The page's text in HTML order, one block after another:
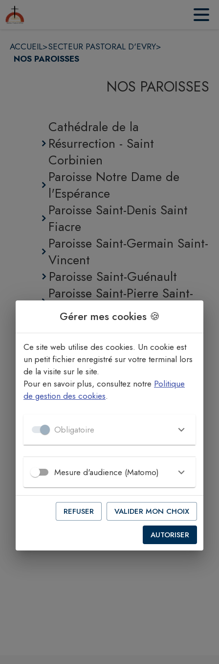
Contenu
ACCUEIL>SECTEUR PASTORAL D'EVRY>
NOS PAROISSES
NOS PAROISSES
Cathédrale de la
Résurrection - Saint
Corbinien
Paroisse Notre Dame de
l'Espérance
Paroisse Saint-Denis Saint
Fiacre
Paroisse Saint-Germain Saint-
Vincent
Paroisse Saint-Guénault
Paroisse Saint-Pierre Saint-
Paul
Gérer mes cookies 🍪
Ce site web utilise des cookies. Un cookie est
un petit fichier enregistré sur votre terminal lors
de la visite sur le site.
Pour en savoir plus, consultez notre Politique
de gestion des cookies.
Obligatoire
Mesure d'audience (Matomo)
REFUSER VALIDER MON CHOIX
AUTORISER